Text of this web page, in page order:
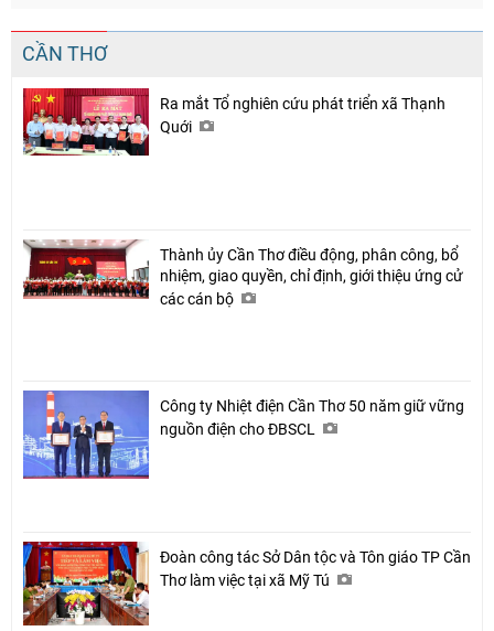
CẦN THƠ
Ra mắt Tổ nghiên cứu phát triển xã Thạnh
Quới
Thành ủy Cần Thơ điều động, phân công, bổ
nhiệm, giao quyền, chỉ định, giới thiệu ứng cử
các cán bộ
Công ty Nhiệt điện Cần Thơ 50 năm giữ vững
nguồn điện cho ĐBSCL
Đoàn công tác Sở Dân tộc và Tôn giáo TP Cần
Thơ làm việc tại xã Mỹ Tú